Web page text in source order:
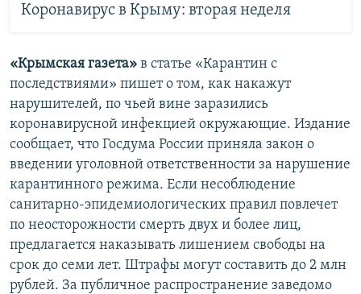
Коронавирус в Крыму: вторая неделя
«Крымская газета» в статье «Карантин с
последствиями» пишет о том, как накажут
нарушителей, по чьей вине заразились
коронавирусной инфекцией окружающие. Издание
сообщает, что Госдума России приняла закон о
введении уголовной ответственности за нарушение
карантинного режима. Если несоблюдение
санитарно-эпидемиологических правил повлечет
по неосторожности смерть двух и более лиц,
предлагается наказывать лишением свободы на
срок до семи лет. Штрафы могут составить до 2 млн
рублей. За публичное распространение заведомо